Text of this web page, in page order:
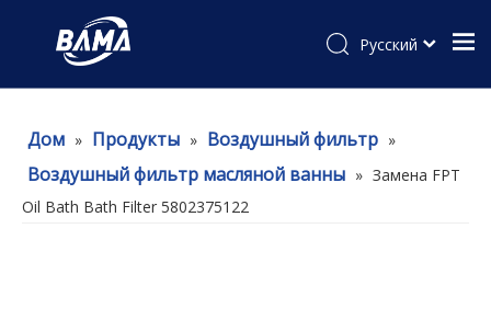
Pусский
Дом » Продукты » Воздушный фильтр »
Воздушный фильтр масляной ванны » Замена FPT
Oil Bath Bath Filter 5802375122